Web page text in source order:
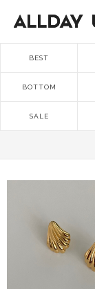
BEST
BOTTOM
SALE